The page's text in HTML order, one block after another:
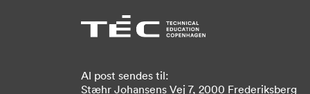
Al post sendes til:
Stæhr Johansens Vej 7, 2000 Frederiksberg